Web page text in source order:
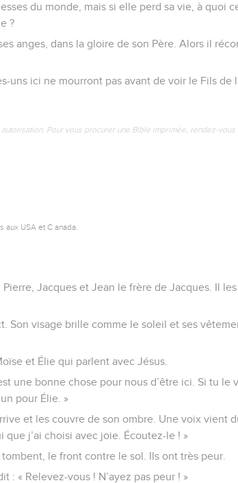
du monde, mais si elle perd sa vie, à quoi
?
anges, dans la gloire de son Père. Alors il
uns ici ne mourront pas avant de voir le Fils de
Pour vous procurer une Bible imprimée, rendez-
USA et C anada.
Jacques et Jean le frère de Jacques. Il
Son visage brille comme le soleil et ses
et Élie qui parlent avec Jésus.
une bonne chose pour nous d’être ici. Si tu le
pour Élie. »
et les couvre de son ombre. Une voix vient
que j’ai choisi avec joie. Écoutez-le ! »
le front contre le sol. Ils ont très peur.
: « Relevez-vous ! N’ayez pas peur ! »